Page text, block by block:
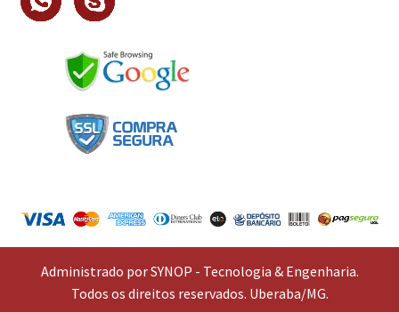
Administrado por SYNOP - Tecnologia & Engenharia.
Todos os direitos reservados. Uberaba/MG.